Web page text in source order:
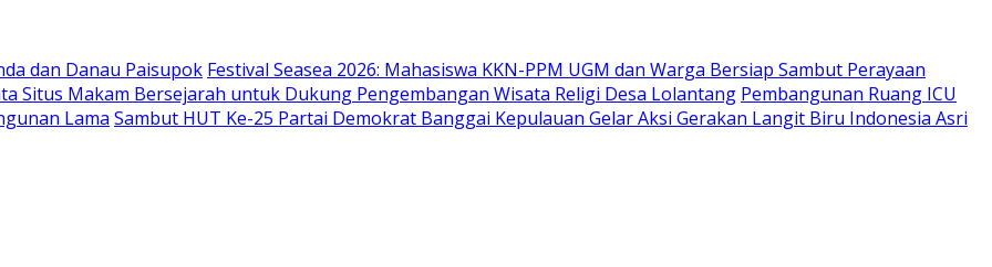
dan Danau Paisupok Festival Seasea 2026: Mahasiswa KKN-PPM UGM dan Warga Bersiap Sambut Perayaan
Situs Makam Bersejarah untuk Dukung Pengembangan Wisata Religi Desa Lolantang Pembangunan Ruang ICU
Lama Sambut HUT Ke-25 Partai Demokrat Banggai Kepulauan Gelar Aksi Gerakan Langit Biru Indonesia Asri